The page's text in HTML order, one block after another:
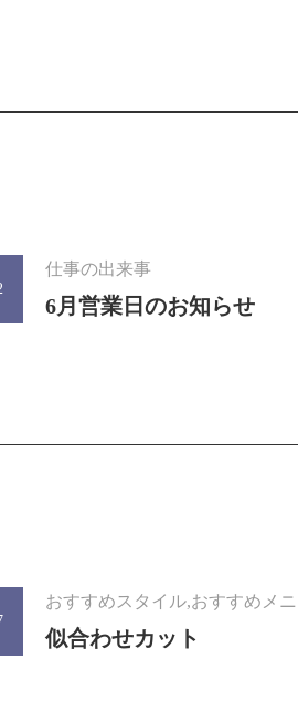
仕事の出来事
6月営業日のお知らせ
おすすめスタイル,おすすめメ
似合わせカット